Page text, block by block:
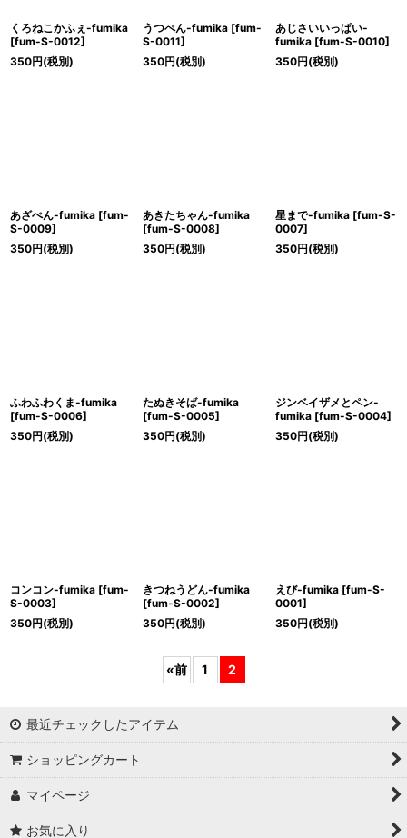
くろねこかふぇ-fumika
[fum-S-0012]
350円(税別)
うつぺん-fumika [fum-
S-0011]
350円(税別)
あじさいいっぱい-
fumika [fum-S-0010]
350円(税別)
あざぺん-fumika [fum-
S-0009]
350円(税別)
あきたちゃん-fumika
[fum-S-0008]
350円(税別)
星まで-fumika [fum-S-
0007]
350円(税別)
ふわふわくま-fumika
[fum-S-0006]
350円(税別)
たぬきそば-fumika
[fum-S-0005]
350円(税別)
ジンベイザメとペン-
fumika [fum-S-0004]
350円(税別)
コンコン-fumika [fum-
S-0003]
350円(税別)
きつねうどん-fumika
[fum-S-0002]
350円(税別)
えび-fumika [fum-S-
0001]
350円(税別)
«前 1 2
最近チェックしたアイテム
ショッピングカート
マイページ
お気に入り